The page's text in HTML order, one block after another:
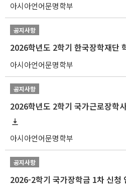
아시아언어문명학부
공지사항
아시아언어문명학부
공지사항
아시아언어문명학부
공지사항
2026-2학기 국가장학금 1차 신